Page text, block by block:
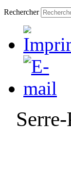
Rechercher